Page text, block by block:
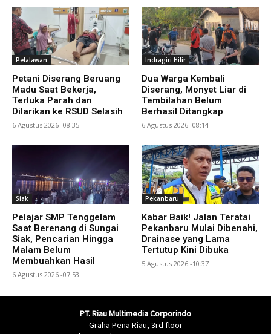
Pelalawan
Petani Diserang Beruang
Madu Saat Bekerja,
Terluka Parah dan
Dilarikan ke RSUD Selasih
6 Agustus 2026 -08:35
Indragiri Hilir
Dua Warga Kembali
Diserang, Monyet Liar di
Tembilahan Belum
Berhasil Ditangkap
6 Agustus 2026 -08:14
Siak
Pelajar SMP Tenggelam
Saat Berenang di Sungai
Siak, Pencarian Hingga
Malam Belum
Membuahkan Hasil
6 Agustus 2026 -07:53
Pekanbaru
Kabar Baik! Jalan Teratai
Pekanbaru Mulai Dibenahi,
Drainase yang Lama
Tertutup Kini Dibuka
5 Agustus 2026 -10:37
PT. Riau Multimedia Corporindo
Graha Pena Riau, 3rd floor